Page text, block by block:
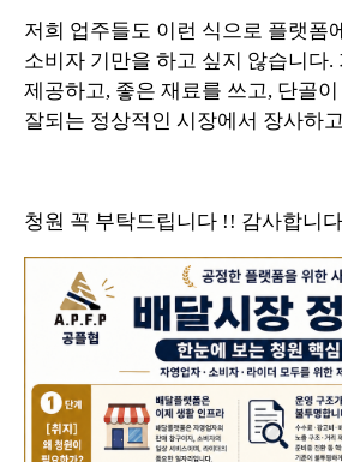
저희 업주들도 이런 식으로 플랫폼
소비자 기만을 하고 싶지 않습니다.
제공하고, 좋은 재료를 쓰고, 단골
잘되는 정상적인 시장에서 장사하
청원 꼭 부탁드립니다 !! 감사합니